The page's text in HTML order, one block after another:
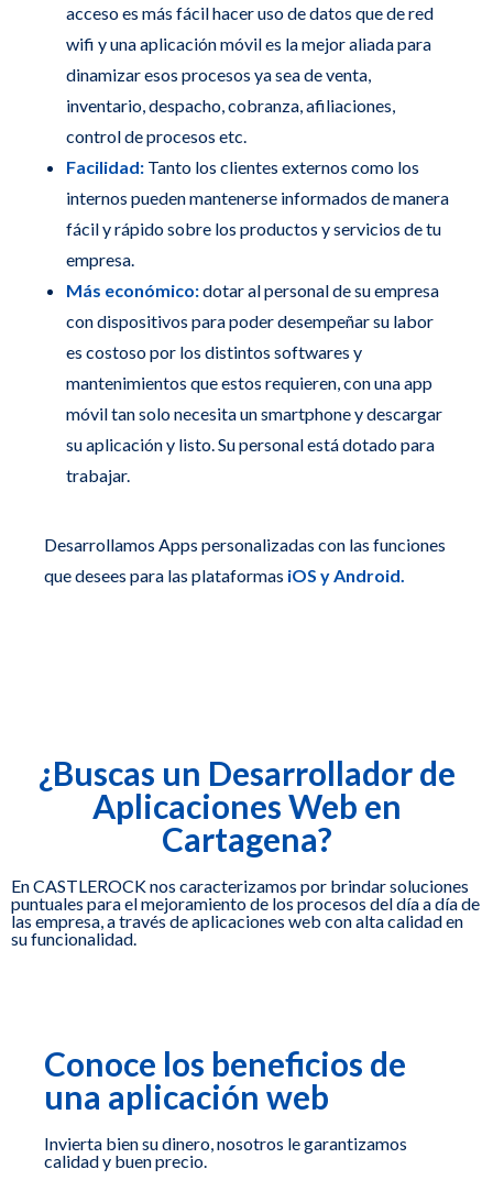
acceso es más fácil hacer uso de datos que de red
wifi y una aplicación móvil es la mejor aliada para
dinamizar esos procesos ya sea de venta,
inventario, despacho, cobranza, afiliaciones,
control de procesos etc.
Facilidad: Tanto los clientes externos como los
internos pueden mantenerse informados de manera
fácil y rápido sobre los productos y servicios de tu
empresa.
Más económico:dotar al personal de su empresa
con dispositivos para poder desempeñar su labor
es costoso por los distintos softwares y
mantenimientos que estos requieren, con una app
móvil tan solo necesita un smartphone y descargar
su aplicación y listo. Su personal está dotado para
trabajar.
Desarrollamos Apps personalizadas con las funciones
que desees para las plataformas iOS yAndroid.
¿Buscas un Desarrollador de
Aplicaciones Web en
Cartagena?
En CASTLEROCK nos caracterizamos por brindar soluciones
puntuales para el mejoramiento de los procesos del día a día de
las empresa, a través de aplicaciones web con alta calidad en
su funcionalidad.
Conoce los beneficios de
una aplicación web
Invierta bien su dinero, nosotros le garantizamos
calidad y buen precio.